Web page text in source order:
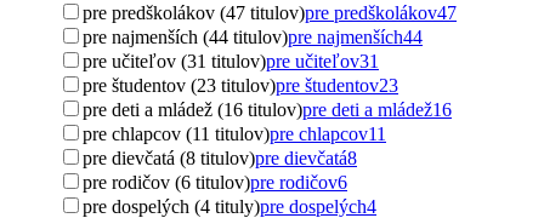
pre predškolákov (47 titulov)pre predškolákov47
pre najmenších (44 titulov)pre najmenších44
pre učiteľov (31 titulov)pre učiteľov31
pre študentov (23 titulov)pre študentov23
pre deti a mládež (16 titulov)pre deti a mládež16
pre chlapcov (11 titulov)pre chlapcov11
pre dievčatá (8 titulov)pre dievčatá8
pre rodičov (6 titulov)pre rodičov6
pre dospelých (4 tituly)pre dospelých4